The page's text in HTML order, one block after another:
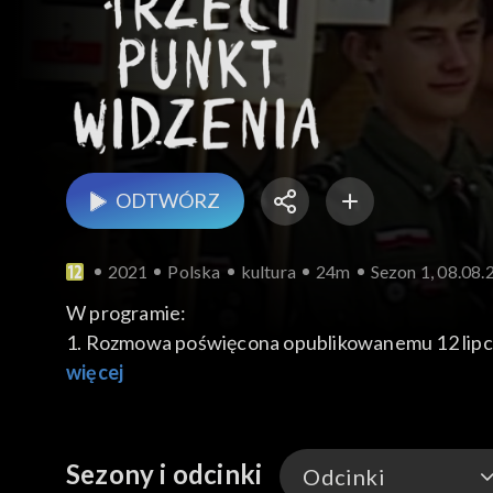
ODTWÓRZ
2021 Polska kultura 24m Sezon 1,
W programie:
1. Rozmowa poświęcona opublikowanemu 12
usiłuje dowieść, iż Rosja i Ukraina stanowią
tzw. Domu Turka w Augustowie, zakupionym
więcej
Sezony i odcinki Odcinki